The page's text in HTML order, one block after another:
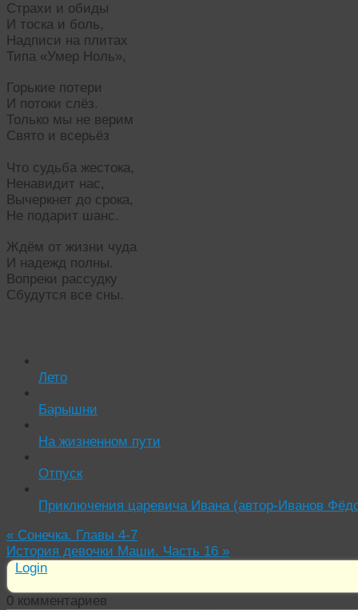
Страхи и обиды
И тоска и боль,
Надписи на плитах
Типа «Умер Ноль»,
Горькие потери
И потоки слёз.
Только мы не верим
Свято и всерьёз
Что судьба жестока,
Ненавидит нас,
Вычеркнет до срока,
Не подарит шанс.
Ждём от жизни чуда
И надежд полны.
Вопреки рассудку
Сбудутся все сны.
Лето
Барышни
На жизненном пути
Отпуск
Приключения царевича Ивана (автор-Иванов
« Сонечка. Главы 4-7
История девочки Маши. Часть 16 »
Login
0 комментариев